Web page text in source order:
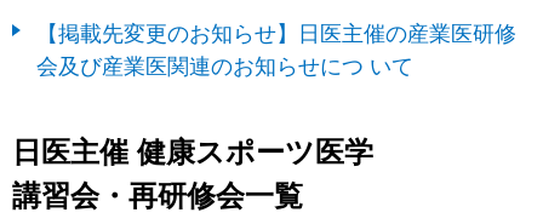
【掲載先変更のお知らせ】日医主催の産業医研修
会及び産業医関連のお知らせにつ いて
日医主催 健康スポーツ医学
講習会・再研修会一覧